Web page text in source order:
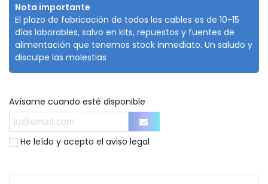
Nota importante
El plazo de fabricación de todos los cables es de 10-15
días laborables, salvo en kits, repuestos y fuentes de
alimentación que tenemos stock inmediato. Un saludo y
disculpe las molestias
Avísame cuando esté disponible
He leído y acepto el aviso legal